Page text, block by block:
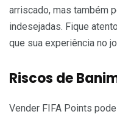
arriscado, mas também
indesejadas. Fique
que sua experiência no
Riscos de
Vender FIFA Points